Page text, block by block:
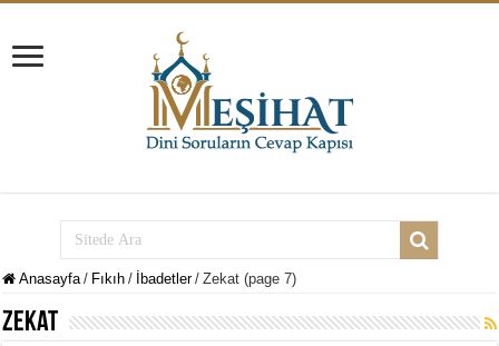
Anasayfa / Fıkıh / İbadetler / Zekat (page 7)
Zekat